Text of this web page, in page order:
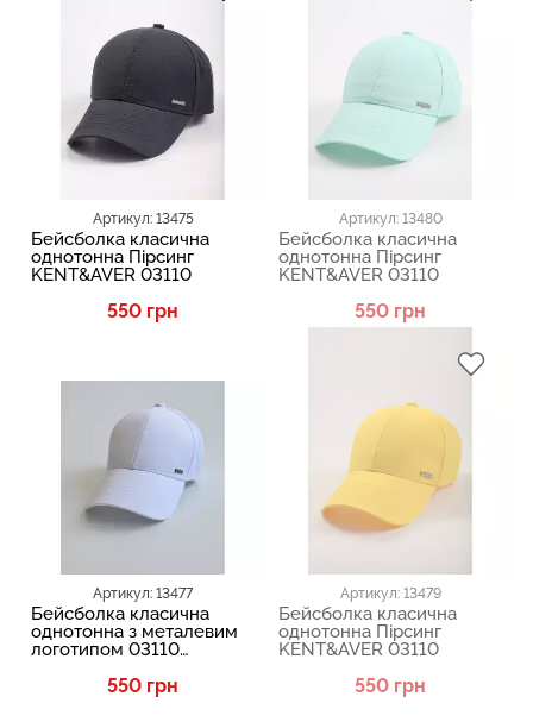
Артикул: 13475
Бейсболка класична
однотонна Пірсинг
KENT&AVER 03110
550 грн
Артикул: 13477
Бейсболка класична
однотонна з металевим
логотипом 03110
550 грн
Артикул: 13480
Бейсболка класична
однотонна Пірсинг
KENT&AVER 03110
550 грн
Артикул: 13479
Бейсболка класична
однотонна Пірсинг
KENT&AVER 03110
550 грн